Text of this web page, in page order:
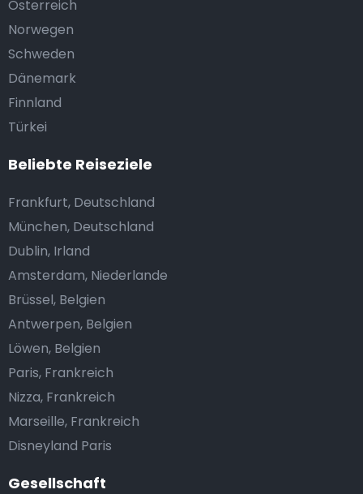
Gesellschaft
Österreich
Norwegen
Schweden
Dänemark
Finnland
Türkei
Beliebte Reiseziele
Frankfurt, Deutschland
München, Deutschland
Dublin, Irland
Amsterdam, Niederlande
Brüssel, Belgien
Antwerpen, Belgien
Löwen, Belgien
Paris, Frankreich
Nizza, Frankreich
Marseille, Frankreich
Disneyland Paris